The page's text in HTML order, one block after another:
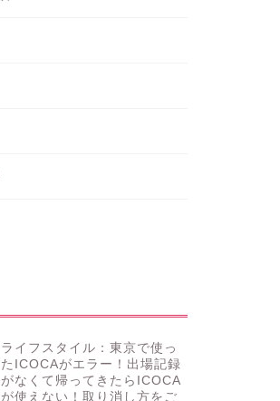
ライフスタイル：東京で使っ
たICOCAがエラー！出場記録
がなくて帰ってきたらICOCA
が使えない！取り消し方をご